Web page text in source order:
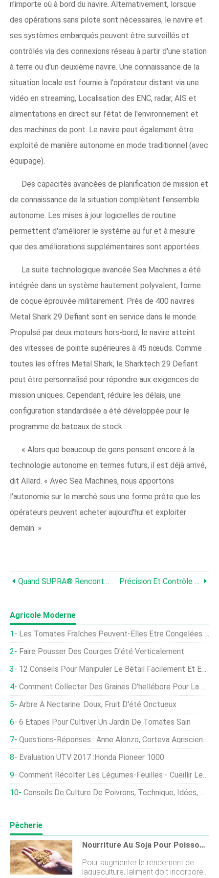
n'importe où à bord du navire. Alternativement, lorsque
des opérations sans pilote sont nécessaires, le navire et
ses systèmes embarqués peuvent être surveillés et
contrôlés via des connexions réseau à partir d'une station
à terre ou d'un deuxième navire. Une connaissance de la
situation locale est fournie à l'opérateur distant via une
vidéo en streaming, Localisation des ENC, radar, AIS et
alimentations en direct sur l'état de l'environnement et
des machines de pont. Le navire peut également être
exploité de manière autonome en mode traditionnel (avec
équipage).
Des capacités avancées de planification de mission et
de connaissance de la situation complètent l'ensemble
autonome. Les mises à jour logicielles de routine
permettent d'améliorer le système au fur et à mesure
que des améliorations supplémentaires sont apportées.
La suite technologique avancée Sea Machines a été
intégrée dans un système hautement polyvalent, forme
de coque éprouvée militairement. Près de 400 navires
Metal Shark 29 Defiant sont en service dans le monde.
Propulsé par deux moteurs hors-bord, le navire atteint
des vitesses de pointe supérieures à 45 nœuds. Comme
toutes les offres Metal Shark, le Sharktech 29 Defiant
peut être personnalisé pour répondre aux exigences de
mission uniques. Cependant, réduire les délais, une
configuration standardisée a été développée pour le
programme de bateaux de stock.
« Alors que beaucoup de gens pensent encore à la
technologie autonome en termes futurs, il est déjà arrivé,
dit Allard. « Avec Sea Machines, nous apportons
l'autonomie sur le marché sous une forme prête que les
opérateurs peuvent acheter aujourd'hui et exploiter
demain. »
Quand SUPRA® Rencontre Le Filet Muketsu :Une Solution Idéale Pour Les Filets Anti-Oiseaux Précision Et Contrôle Dynamique :Le SRV-8
Agricole Moderne
Les Tomates Fraîches Peuvent-Elles Être Congelées - Comment Congeler Les Tomates Du Jardin
Faire Pousser Des Courges D'été Verticalement
12 Conseils Pour Manipuler Le Bétail Facilement Et En Toute Sécurité
Comment Collecter Des Graines D'hellébore Pour La Propagation Des Plantes
Arbre À Nectarine :Doux, Fruit D'été Onctueux
6 Étapes Pour Cultiver Un Jardin De Tomates Sain
Questions-Réponses : Anne Alonzo, Corteva Agriscience
Évaluation UTV 2017 :Honda Pioneer 1000
Comment Récolter Les Légumes-Feuilles - Cueillir Les Légumes-Feuilles Dans Le Jardin
Conseils De Culture De Poivrons, Technique, Idées, Secrets
Pêcherie
Nourriture Au Soja Pour Poissons :Guide Des Aliments À Base De Soja Pour Poissons
Pour augmenter le rendement de
laquaculture, laliment doit incorporer